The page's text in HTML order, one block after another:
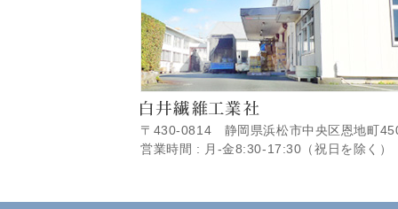
〒430-0814 静岡県浜松市中央区恩地町
営業時間 : 月-金8:30-17:30（祝日を除く）